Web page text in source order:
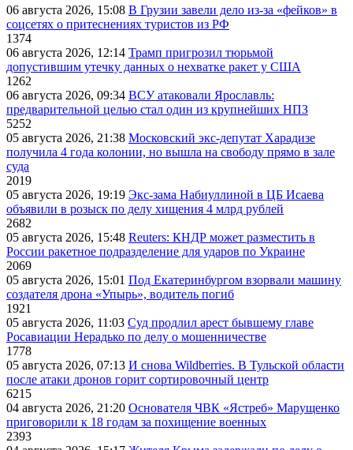
06 августа 2026, 15:08 В Грузии завели дело из-за «фейков» в
соцсетях о притеснениях туристов из РФ
1374
06 августа 2026, 12:14 Трамп пригрозил тюрьмой
допустившим утечку данных о нехватке ракет у США
1262
06 августа 2026, 09:34 ВСУ атаковали Ярославль:
предварительной целью стал один из крупнейших НПЗ
5252
05 августа 2026, 21:38 Московский экс-депутат Харадизе
получила 4 года колонии, но вышла на свободу прямо в зале
суда
2019
05 августа 2026, 19:19 Экс-зама Набиуллиной в ЦБ Исаева
объявили в розыск по делу хищения 4 млрд рублей
2682
05 августа 2026, 15:48 Reuters: КНДР может разместить в
России ракетное подразделение для ударов по Украине
2069
05 августа 2026, 15:01 Под Екатеринбургом взорвали машину
создателя дрона «Упырь», водитель погиб
1921
05 августа 2026, 11:03 Суд продлил арест бывшему главе
Росавиации Нерадько по делу о мошенничестве
1778
05 августа 2026, 07:13 И снова Wildberries. В Тульской области
после атаки дронов горит сортировочный центр
6215
04 августа 2026, 21:20 Основателя ЧВК «Ястреб» Марущенко
приговорили к 18 годам за похищение военных
2393